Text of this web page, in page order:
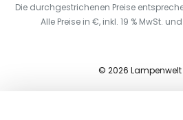
Die durchgestrichenen Preise
Alle Preise in €, inkl. 19 % MwSt.
© 2026 Lampenwelt